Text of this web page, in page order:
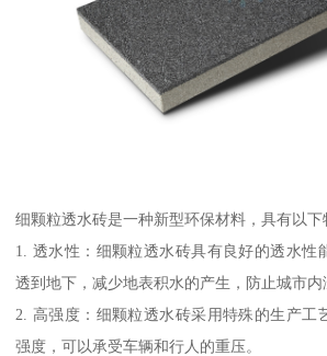
细颗粒透水砖是一种新型环保材料，具有以下
1. 透水性：细颗粒透水砖具有良好的透水性
透到地下，减少地表积水的产生，防止城市内
2. 高强度：细颗粒透水砖采用特殊的生产工
强度，可以承受车辆和行人的重压。